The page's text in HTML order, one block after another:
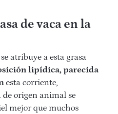
de vaca en la
atribuye a esta grasa
lipídica, parecida
esta corriente,
de origen animal se
mejor que muchos